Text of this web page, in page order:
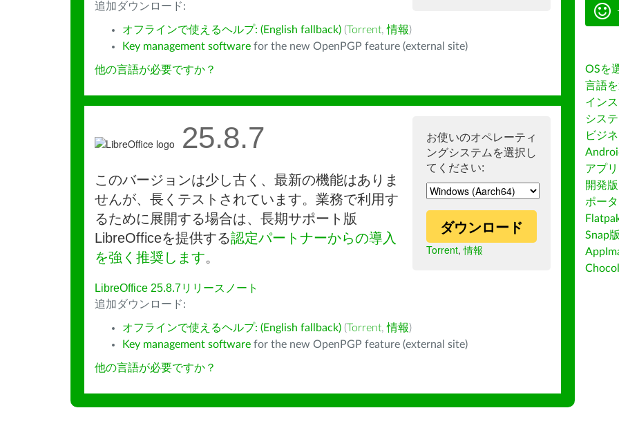
追加ダウンロード:
オフラインで使えるヘルプ: (English fallback) (Torrent,情報)
Key management software for the new OpenPGP feature (external site)
他の言語が必要ですか？
お使いのオペレーティ
ングシステムを選択し
てください:
ダウンロード
Torrent,情報
25.8.7
このバージョンは少し古く、最新の機能はありま
せんが、長くテストされています。業務で利用す
るために展開する場合は、長期サポート版
LibreOfficeを提供する認定パートナーからの導入
を強く推奨します。
LibreOffice 25.8.7リリースノート
追加ダウンロード:
オフラインで使えるヘルプ: (English fallback) (Torrent,情報)
Key management software for the new OpenPGP feature (external site)
他の言語が必要ですか？
OSを
言語
イン
シス
ビジ
アプ
開発版
ポー
Snap版